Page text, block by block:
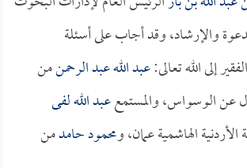
والإرشاد، وقد أجاب على أسئلة
إلى الله تعالى:عبد الله عبد الرحمنمن
عن الوسواس، والمستمععبد الله لفى
الهاشمية عمان، ومحمود حامدمن